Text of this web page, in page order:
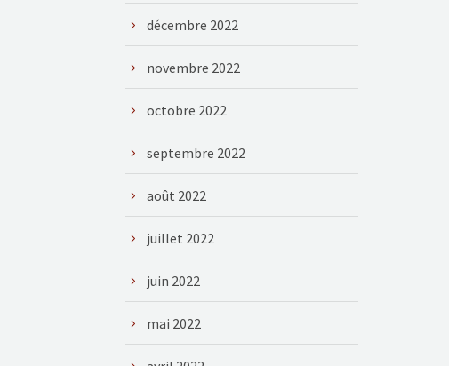
décembre 2022
novembre 2022
octobre 2022
septembre 2022
août 2022
juillet 2022
juin 2022
mai 2022